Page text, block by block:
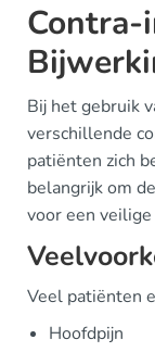
Contra-
Bij het gebruik
verschillende
patiënten zich
belangrijk om
voor een
Veel patiënten
Hoofdpijn